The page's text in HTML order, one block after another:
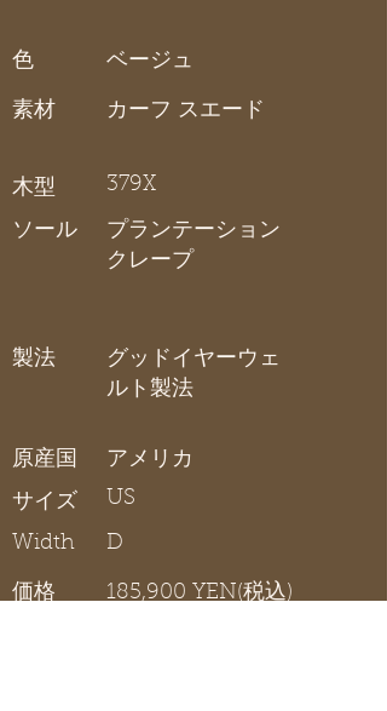
色
素材
ベージュ
カーフ スエード
木型
ソール
379X
プランテーション
クレープ
製法
グッドイヤーウェ
ルト製法
原産国
サイズ
Width
アメリカ
US
D
価格 185,900 YEN(税込)